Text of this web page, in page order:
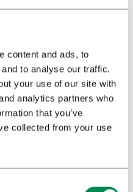
content and ads, to
to analyse our traffic.
your use of our site with
analytics partners who
that you’ve
collected from your use
en delen we onze
wetenschappelijke
cannabis van
via
beschikbaar